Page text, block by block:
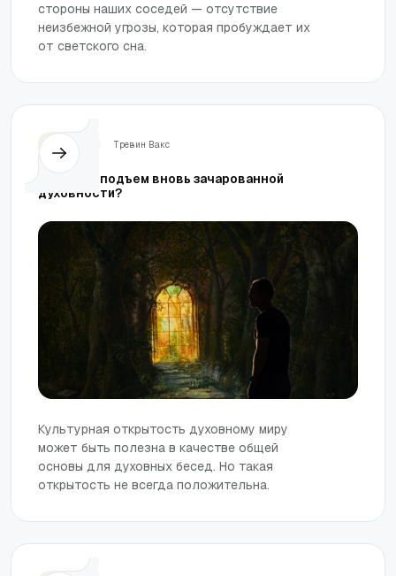
стороны наших соседей — отсутствие
неизбежной угрозы, которая пробуждает их
от светского сна.
Тревин Вакс
Хорош ли подъем вновь зачарованной
духовности?
Культурная открытость духовному миру
может быть полезна в качестве общей
основы для духовных бесед. Но такая
открытость не всегда положительна.